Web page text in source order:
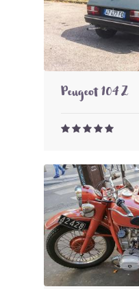
Peugeot 104 Z